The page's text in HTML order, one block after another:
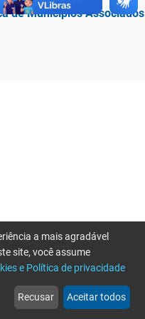
de Municípios Associados
web
Notícias
more_horiz
Mais
a mais agradável
site, você assume
e Política de privacidade
Recusar Aceitar todos
tente novamente